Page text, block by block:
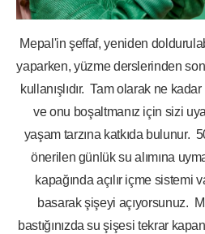
Mepal'in şeffaf, yeniden
yaparken, yüzme derslerinden
kullanışlıdır. Tam olarak ne
ve onu boşaltmanız için sizi
yaşam tarzına katkıda bulunur.
önerilen günlük su alımına
kapağında açılır içme sistemi
basarak şişeyi açıyorsunuz.
bastığınızda su şişesi tekrar